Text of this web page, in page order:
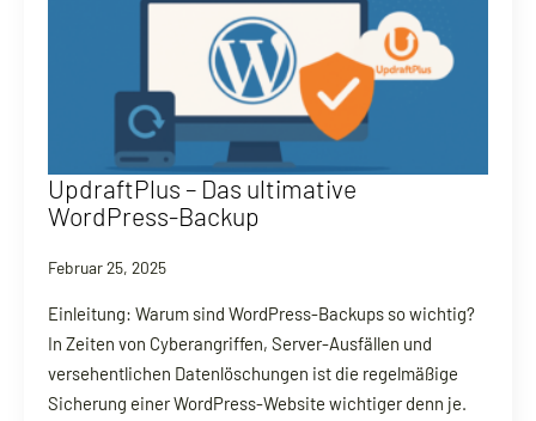
UpdraftPlus – Das ultimative
WordPress-Backup
Februar 25, 2025
Einleitung: Warum sind WordPress-Backups so wichtig?
In Zeiten von Cyberangriffen, Server-Ausfällen und
versehentlichen Datenlöschungen ist die regelmäßige
Sicherung einer WordPress-Website wichtiger denn je.